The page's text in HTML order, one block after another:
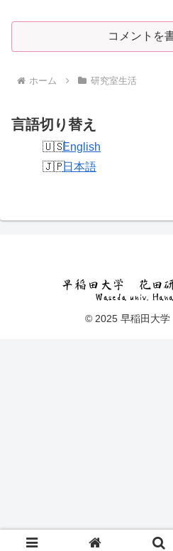
コメントを
ホーム 研究室生活
言語切り替え
English
日本語
© 2025 早稲田大